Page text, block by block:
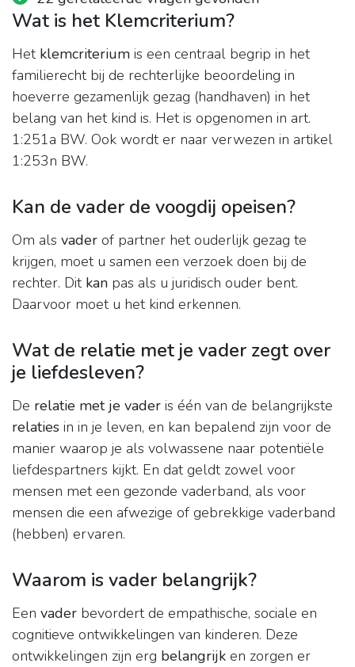
Wat is het Klemcriterium?
Het klemcriterium is een centraal begrip in het
familierecht bij de rechterlijke beoordeling in
hoeverre gezamenlijk gezag (handhaven) in het
belang van het kind is. Het is opgenomen in art.
1:251a BW. Ook wordt er naar verwezen in artikel
1:253n BW.
Kan de vader de voogdij opeisen?
Om als vader of partner het ouderlijk gezag te
krijgen, moet u samen een verzoek doen bij de
rechter. Dit kan pas als u juridisch ouder bent.
Daarvoor moet u het kind erkennen.
Wat de relatie met je vader zegt over
je liefdesleven?
De relatie met je vader is één van de belangrijkste
relaties in in je leven, en kan bepalend zijn voor de
manier waarop je als volwassene naar potentiële
liefdespartners kijkt. En dat geldt zowel voor
mensen met een gezonde vaderband, als voor
mensen die een afwezige of gebrekkige vaderband
(hebben) ervaren.
Waarom is vader belangrijk?
Een vader bevordert de empathische, sociale en
cognitieve ontwikkelingen van kinderen. Deze
ontwikkelingen zijn erg belangrijk en zorgen er